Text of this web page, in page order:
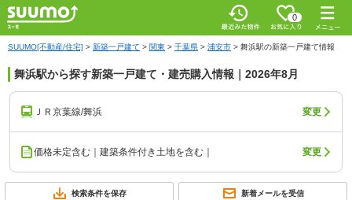
0
SUUMO[不動産/住宅] > 新築一戸建て > 関東 > 千葉県 > 浦安市 > 舞浜駅の新築一戸建て情報
舞浜駅から探す新築一戸建て・建売購入情報｜2026年8月
ＪＲ京葉線/舞浜 変更
価格未定含む｜建築条件付き土地を含む｜ 変更
検索条件を保存 新着メールを受信